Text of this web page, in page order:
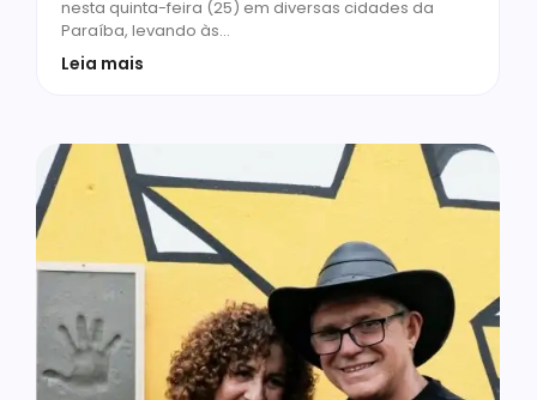
nesta quinta-feira (25) em diversas cidades da
Paraíba, levando às…
Leia mais